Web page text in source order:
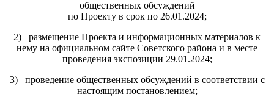
общественных обсуждений
по Проекту в срок по 26.01.2024;
2) размещение Проекта и информационных материалов к
нему на официальном сайте Советского района и в месте
проведения экспозиции 29.01.2024;
3) проведение общественных обсуждений в соответствии с
настоящим постановлением;